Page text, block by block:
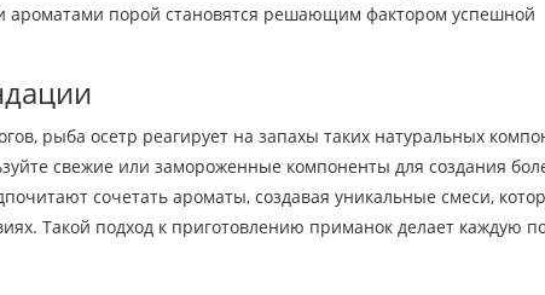
ароматами порой становятся решающим фактором успешной
рыба осетр реагирует на запахы таких натуральных
свежие или замороженные компоненты для создания
сочетать ароматы, создавая уникальные смеси,
Такой подход к приготовлению приманок делает каждую